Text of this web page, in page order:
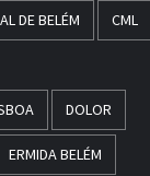
DE BELÉM CML
DOLOR
ERMIDA BELÉM